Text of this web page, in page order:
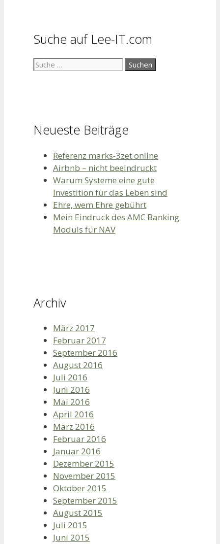
Suche auf Lee-IT.com
Suche
Neueste Beiträge
Referenz marks-3zet online
Airbnb – nicht beeindruckt
Warum Systeme eine gute
Investition für das Leben sind
Ehre, wem Ehre gebührt
Mein Eindruck des AMC Banking
Moduls für NAV
Archiv
März 2017
Februar 2017
September 2016
August 2016
Juli 2016
Juni 2016
Mai 2016
April 2016
März 2016
Februar 2016
Januar 2016
Dezember 2015
November 2015
Oktober 2015
September 2015
August 2015
Juli 2015
Juni 2015